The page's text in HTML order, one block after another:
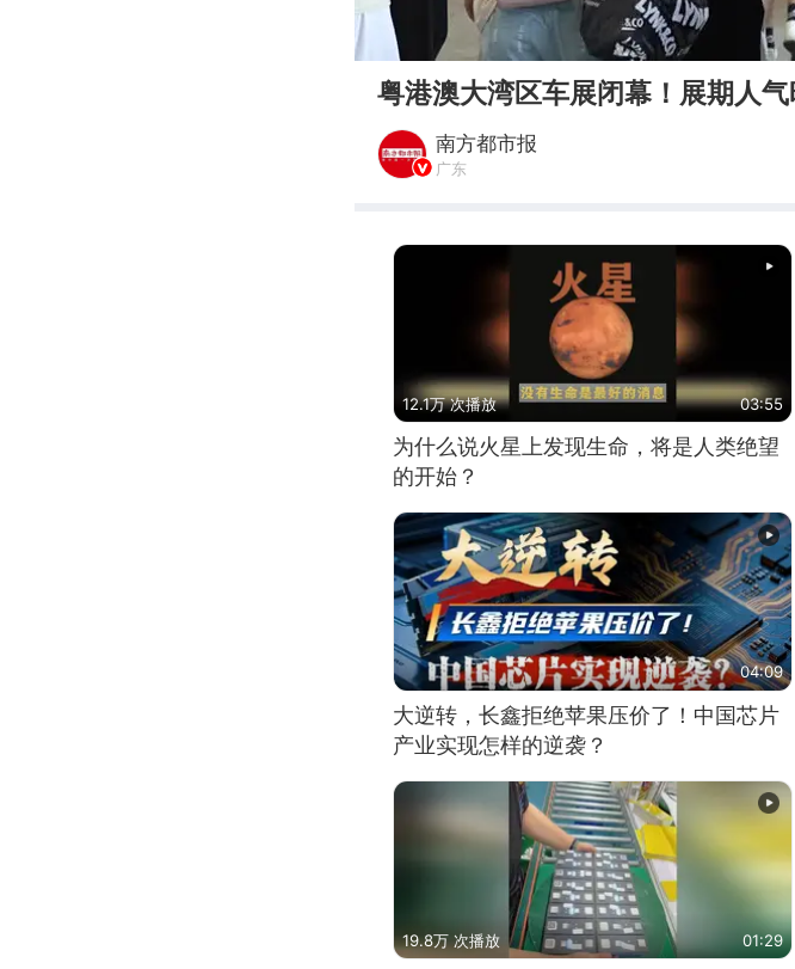
00:00
粤港澳大湾区车展闭幕！展期人
南方都市报
广东
12.1万 次播放 03:55
为什么说火星上发现生命，将是人类绝望
的开始？
04:09
大逆转，长鑫拒绝苹果压价了！中国芯片
产业实现怎样的逆袭？
19.8万 次播放 01:29